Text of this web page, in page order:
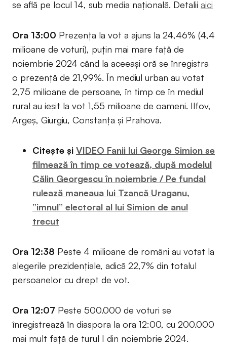
se află pe locul 14, sub media națională. Detalii aici
Ora 13:00 Prezența la vot a ajuns la 24,46% (4,4
milioane de voturi), puțin mai mare față de
noiembrie 2024 când la aceeași oră se înregistra
o prezență de 21,99%. În mediul urban au votat
2,75 milioane de persoane, în timp ce în mediul
rural au ieșit la vot 1,55 milioane de oameni. Ilfov,
Argeș, Giurgiu, Constanța și Prahova.
Citește și VIDEO Fanii lui George Simion se
filmează în timp ce votează, după modelul
Călin Georgescu în noiembrie / Pe fundal
rulează maneaua lui Tzancă Uraganu,
”imnul” electoral al lui Simion de anul
trecut
Ora 12:38 Peste 4 milioane de români au votat la
alegerile prezidențiale, adică 22,7% din totalul
persoanelor cu drept de vot.
Ora 12:07 Peste 500.000 de voturi se
înregistrează în diaspora la ora 12:00, cu 200.000
mai mult față de turul I din noiembrie 2024.